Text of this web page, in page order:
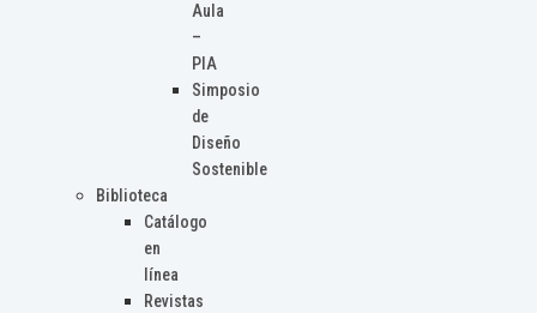
Aula
–
PIA
Simposio
de
Diseño
Sostenible
Biblioteca
Catálogo
en
línea
Revistas